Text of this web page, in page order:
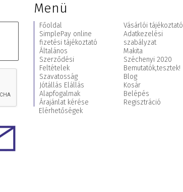
Menü
Főoldal
SimplePay online
fizetési tájékoztató
Általános
Szerződési
Feltételek
Szavatosság
Jótállás Elállás
Alapfogalmak
Árajánlat kérése
Elérhetőségek
Vásárlói tájékoztató
Adatkezelési
szabályzat
Makita
Széchenyi 2020
Bemutatók,tesztek!
Blog
Kosár
Belépés
Regisztráció